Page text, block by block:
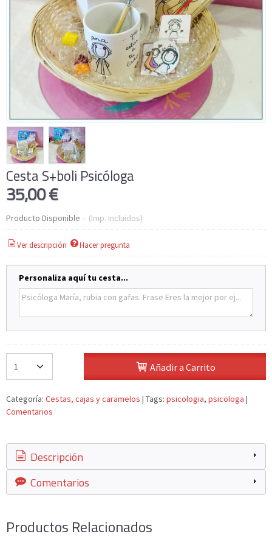
Cesta S+boli Psicóloga
35,00 €
Producto Disponible - (Imp. Incluidos)
Ver descripción Hacer pregunta
Personaliza aquí tu cesta...
Añadir a Carrito
Categoría: Cestas, cajas y caramelos | Tags: psicologia psicologa |
Comentarios
Descripción
Comentarios
Productos Relacionados